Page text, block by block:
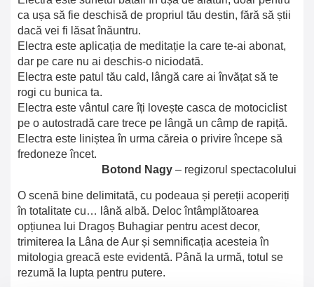
ca ușa să fie deschisă de propriul tău destin, fără să știi
dacă vei fi lăsat înăuntru.
Electra este aplicația de meditație la care te-ai abonat,
dar pe care nu ai deschis-o niciodată.
Electra este patul tău cald, lângă care ai învățat să te
rogi cu bunica ta.
Electra este vântul care îți lovește casca de motociclist
pe o autostradă care trece pe lângă un câmp de rapiță.
Electra este liniștea în urma căreia o privire începe să
fredoneze încet.
Botond Nagy – regizorul spectacolului
O scenă bine delimitată, cu podeaua și pereții acoperiți
în totalitate cu… lână albă. Deloc întâmplătoarea
opțiunea lui Dragoș Buhagiar pentru acest decor,
trimiterea la Lâna de Aur și semnificația acesteia în
mitologia greacă este evidentă. Până la urmă, totul se
rezumă la lupta pentru putere.